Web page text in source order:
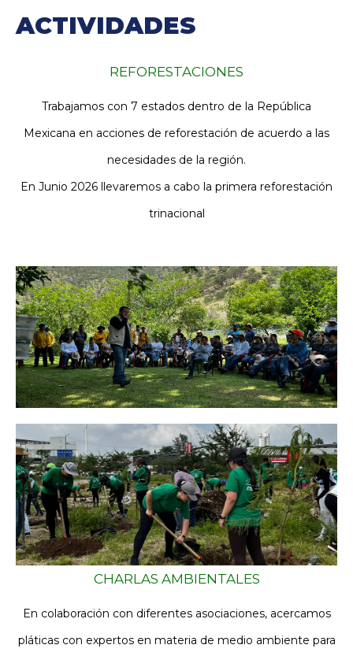
ACTIVIDADES
REFORESTACIONES
Trabajamos con 7 estados dentro de la República
Mexicana en acciones de reforestación de acuerdo a las
necesidades de la región.
En Junio 2026 llevaremos a cabo la primera reforestación
trinacional
CHARLAS AMBIENTALES
En colaboración con diferentes asociaciones, acercamos
pláticas con expertos en materia de medio ambiente para